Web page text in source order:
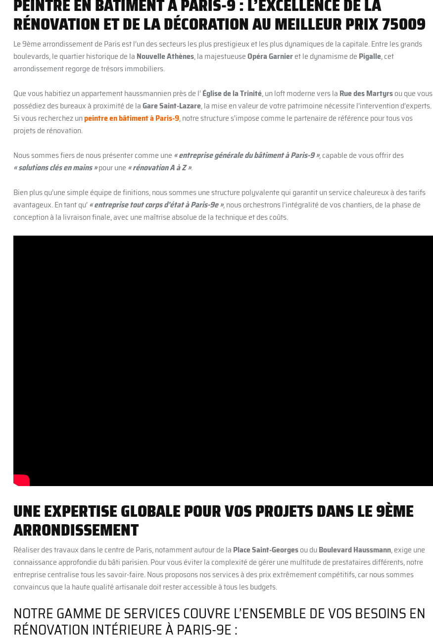
PEINTRE EN BÂTIMENT À PARIS-9 : L’EXCELLENCE DE LA
RÉNOVATION ET DE LA DÉCORATION AU MEILLEUR PRIX 75009
Le 9ème arrondissement de Paris est l’un des secteurs les plus prestigieux et les plus dynamiques de la capitale. Entre les grands
boulevards, le quartier historique de la Nouvelle Athènes, la majestueuseOpéra Garnieret le dynamisme de Pigalle, cet
arrondissement regorge de trésors immobiliers.
Que vous habitiez un appartement haussmannien près de l’Église de la Trinité, un loft moderne vers la Rue des Martyrsou que vous
possédiez des bureaux à proximité de laGare Saint-Lazare, la mise en valeur de votre patrimoine nécessite l’intervention d’experts.
Si vous recherchez unpeintre en bâtiment à Paris-9, notre structure s’impose comme le partenaire de référence pour tous vos
projets de rénovation.
Nous sommes fiers de nous présenter comme une « entreprise générale du bâtiment à Paris-9 », capable de vous offrir des
« solutions clés en mains »pour une « rénovation A à Z ».
Bien plus qu’une simple équipe de finitions, nous sommes une structure polyvalente qui garantit un service chaleureux à des tarifs
avantageux. En tant qu’« entreprise tout corps d’état à Paris-9e », nous orchestrons l’intégralité de vos chantiers, de la phase de
conception à la livraison finale, avec une maîtrise absolue de la technique et des coûts.
UNE EXPERTISE GLOBALE POUR VOS PROJETS DANS LE 9ÈME
ARRONDISSEMENT
Réaliser des travaux dans le centre de Paris, notamment autour de la Place Saint-Georgesou duBoulevard Haussmann, exige une
connaissance approfondie du bâti parisien. Pour vous éviter la complexité de gérer une multitude de prestataires différents, notre
entreprise centralise tous les savoir-faire. Nous proposons nos services à des prix extrêmement compétitifs, car nous sommes
convaincus que la haute qualité artisanale doit rester accessible à tous les budgets.
NOTRE GAMME DE SERVICES COUVRE L’ENSEMBLE DE VOS BESOINS EN
RÉNOVATION INTÉRIEURE À PARIS-9E :